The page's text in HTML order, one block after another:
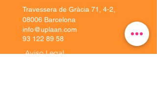
Travessera de Gràcia 71, 4-2,
08006 Barcelona
info@uplaan.com
93 122 89 58
Aviso Legal